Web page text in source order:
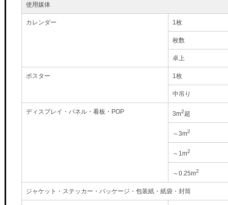
使用媒体
カレンダー 1枚
枚数
卓上
ポスター 1枚
中吊り
ディスプレイ・パネル・看板・POP 3m2超
～3m2
～1m2
～0.25m2
ジャケット・ステッカー・パッケージ・包装紙・紙袋・封筒